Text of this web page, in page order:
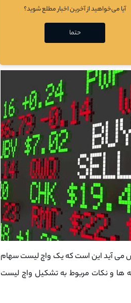
این شخص حذف خواهند شد و تنها شرکت
می آید این است که یک واچ لیست سهام
ها و نکات مربوط به تشکیل واچ لیست
آیا می‌خواهید از آخرین اخبار مطلع شوید؟
حتما